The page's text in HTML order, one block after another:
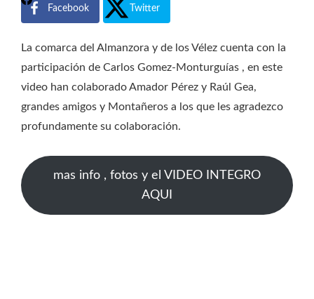
Facebook Twitter
La comarca del Almanzora y de los Vélez cuenta con la
participación de Carlos Gomez-Monturguías , en este
video han colaborado Amador Pérez y Raúl Gea,
grandes amigos y Montañeros a los que les agradezco
profundamente su colaboración.
mas info , fotos y el VIDEO INTEGRO
AQUI